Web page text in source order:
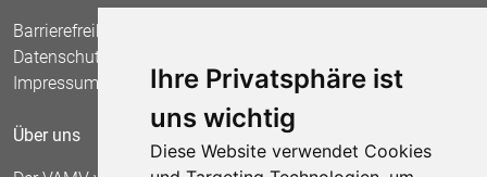
Ihre Privatsphäre ist
uns wichtig
Diese Website verwendet Cookies
Barrierefreiheit
Datenschutz
Impressum
Über uns